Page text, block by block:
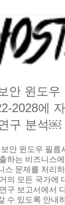
안 윈도우
2028에
구 분석￼
안 윈도우 필름
하는 비즈니스
스 문제를 처리
의 모든 국가에
구 보고서에서
수 있도록 안내